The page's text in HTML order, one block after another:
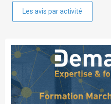
Les avis par activité